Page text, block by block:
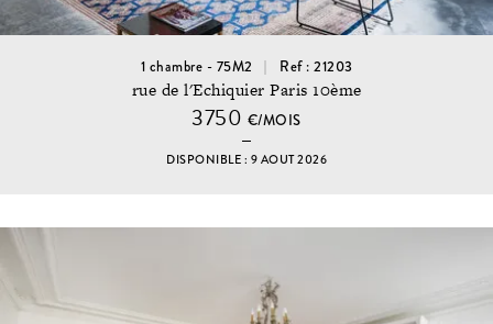
1 chambre - 75M2 Ref : 21203
rue de l'Echiquier Paris 10ème
3750 €/MOIS
DISPONIBLE : 9 AOUT 2026